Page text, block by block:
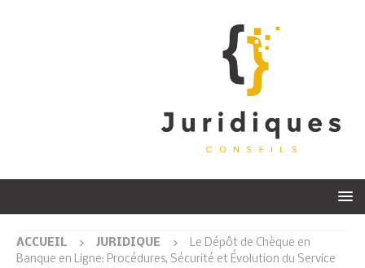
ACCUEIL JURIDIQUE
Le Dépôt de Chèque en
Banque en Ligne: Procédures, Sécurité et Évolution du Service